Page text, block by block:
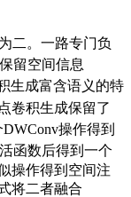
二。一路专门负
留空间信息
生成富含语义的特
卷积生成保留了
操作得到
函数后得到一个
操作得到空间注
将二者融合